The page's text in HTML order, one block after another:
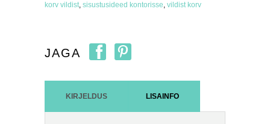
korv vildist, sisustusideed kontorisse, vildist korv
JAGA
KIRJELDUS LISAINFO